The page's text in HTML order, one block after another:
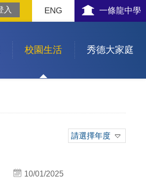
一條龍中學
ENG
校園生活 秀德大家庭
請選擇年度
10/01/2025